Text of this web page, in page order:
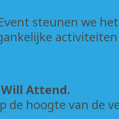
steunen we
Will Attend.
de hoogte van de